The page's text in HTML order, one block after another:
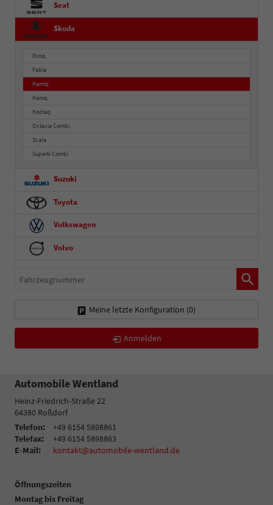
Seat
Skoda
Elroq
Fabia
Kamiq
Karoq
Kodiaq
Octavia Combi
Scala
Superb Combi
Suzuki
Toyota
Volkswagen
Volvo
Fahrzeugnummer
Meine letzte Konfiguration (0)
Anmelden
Automobile Wentland
Heinz-Friedrich-Straße 22
64380 Roßdorf
Telefon:
+49 6154 5898861
Telefax:
+49 6154 5898863
E-Mail:
kontakt@automobile-wentland.de
Öffnungszeiten
Montag bis Freitag